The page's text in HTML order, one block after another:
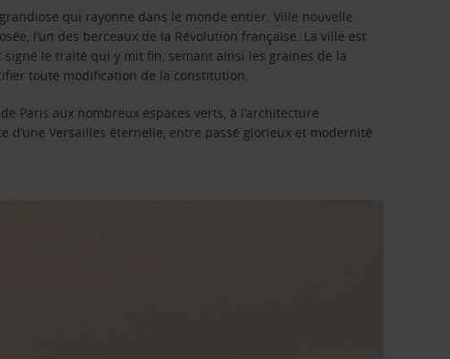
qui rayonne dans le monde entier. Ville nouvelle
l’un des berceaux de la Révolution française. La ville est
le traité qui y mit fin, semant ainsi les graines de la
toute modification de la constitution.
Paris aux nombreux espaces verts, à l’architecture
Versailles éternelle, entre passé glorieux et modernité